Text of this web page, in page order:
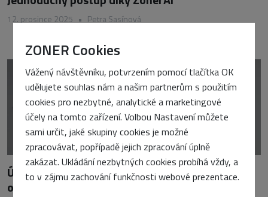
ZONER Cookies
Vážený návštěvníku, potvrzením pomocí tlačítka OK
udělujete souhlas nám a našim partnerům s použitím
cookies pro nezbytné, analytické a marketingové
účely na tomto zařízení. Volbou Nastavení můžete
sami určit, jaké skupiny cookies je možné
zpracovávat, popřípadě jejich zpracování úplně
zakázat. Ukládání nezbytných cookies probíhá vždy, a
to v zájmu zachování funkčnosti webové prezentace.
12. prosince 2025 • Petra Sasínová
Úpravy fotek v Zoner AI: Jak vylepšit portrét
online zdarma